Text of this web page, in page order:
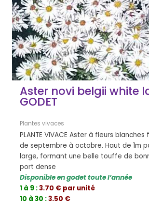
Aster novi belgii white
GODET
Plantes vivaces
PLANTE VIVACE Aster à fleurs blanches
de septembre à octobre. Haut de 1m
large, formant une belle touffe de
port dense
Disponible en godet toute l’année
1 à 9 :3.70 € par unité
10 à 30 :3.50 €